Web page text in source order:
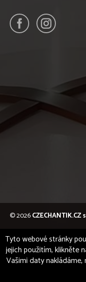
© 2026CZECHANTIK.CZ
Tyto webové stránky
jejich použitím, klikněte
Vašimi daty